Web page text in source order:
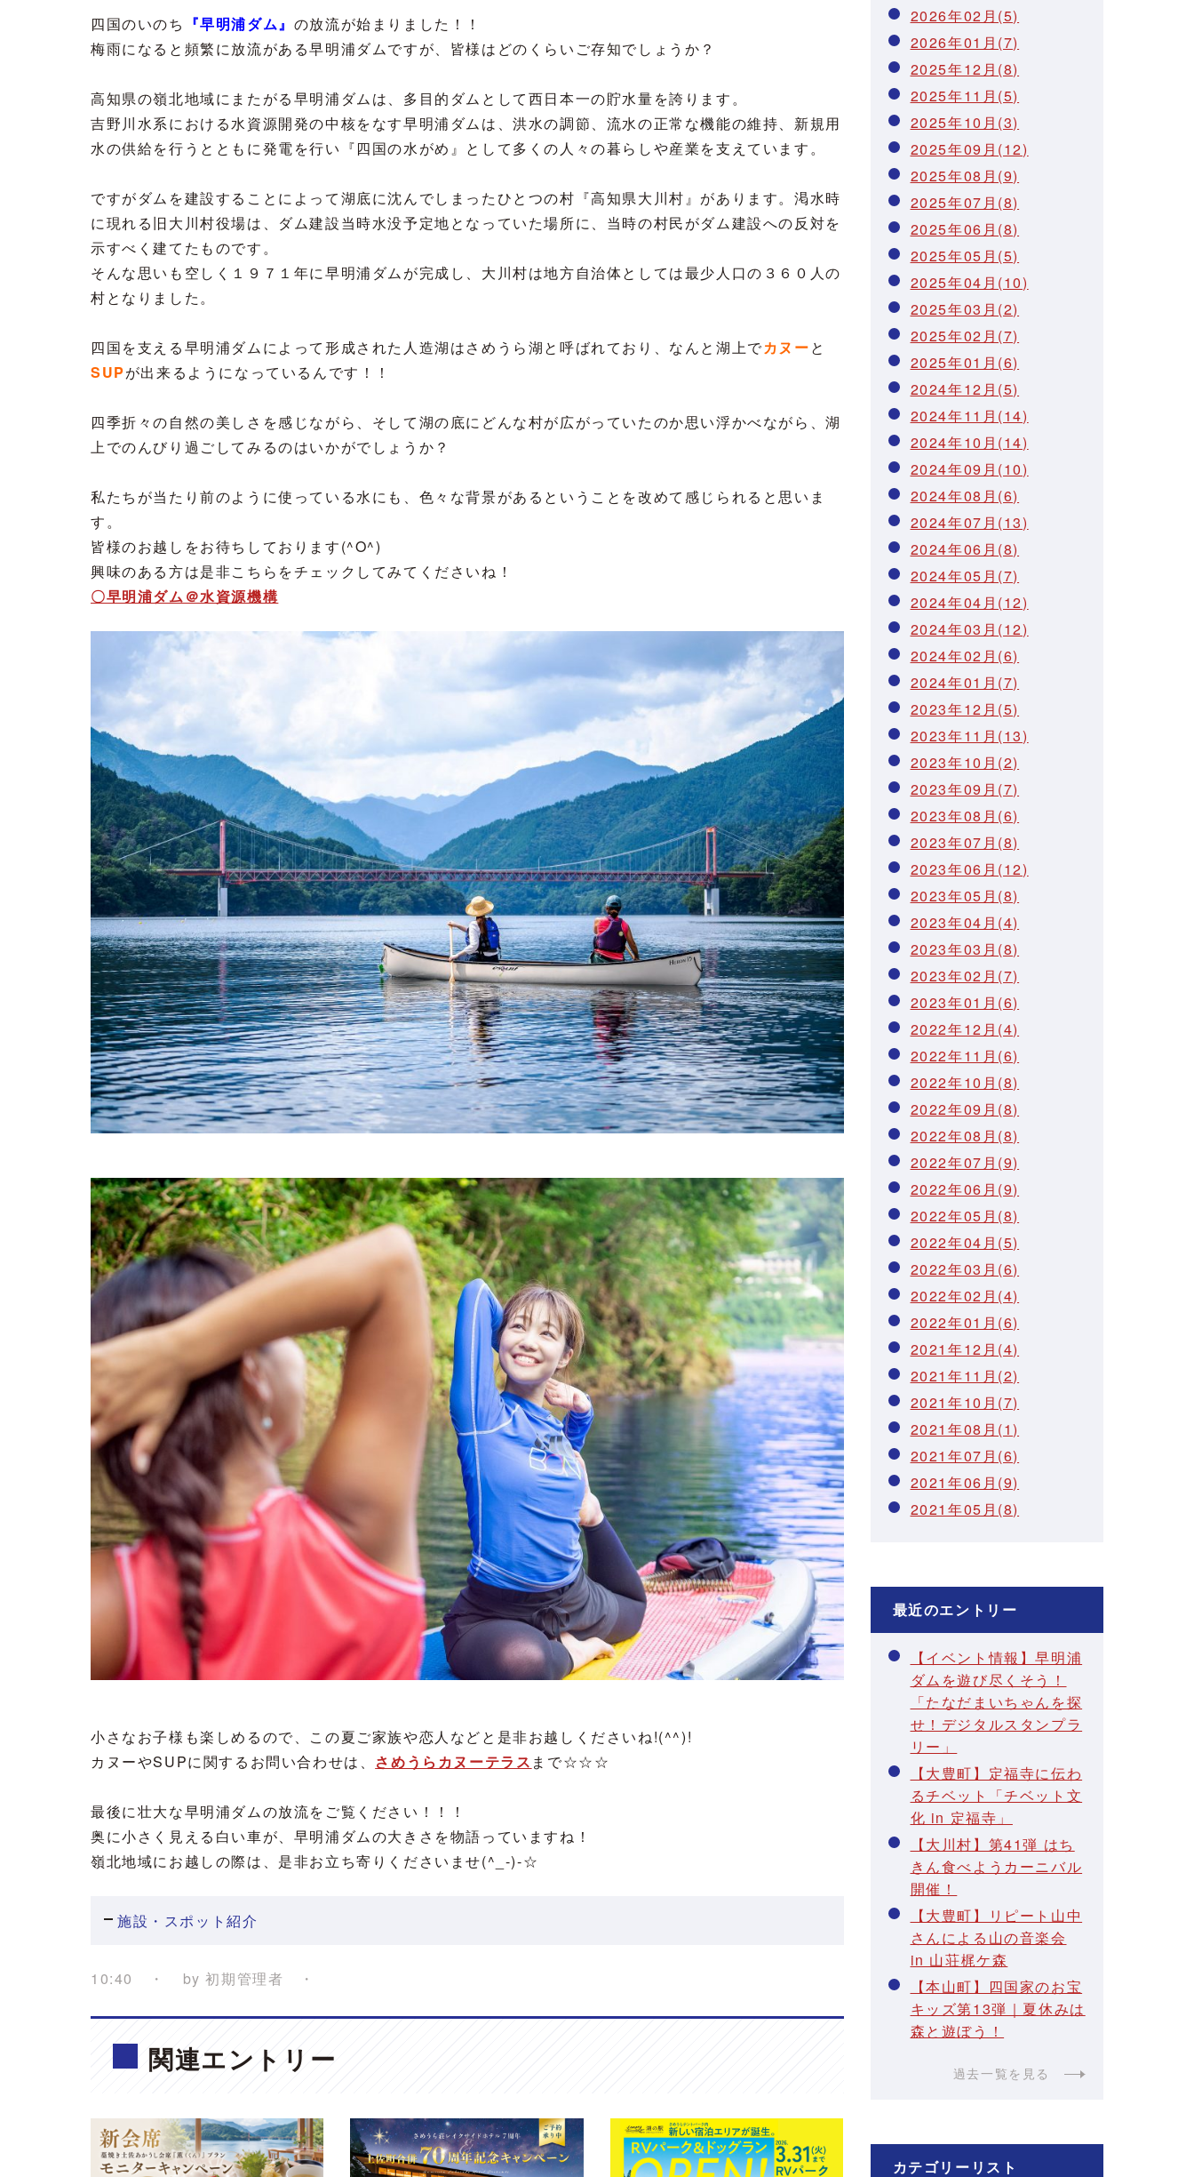
四国のいのち 『早明浦ダム』 の放流が始まりました！！
梅雨になると頻繁に放流がある早明浦ダムですが、皆様はどのくらいご存知でしょうか？
高知県の嶺北地域にまたがる早明浦ダムは、多目的ダムとして西日本一の貯水量を誇ります。
吉野川水系における水資源開発の中核をなす早明浦ダムは、洪水の調節、流水の正常な機能の維持、新規用
水の供給を行うとともに発電を行い『四国の水がめ』として多くの人々の暮らしや産業を支えています。
ですがダムを建設することによって湖底に沈んでしまったひとつの村『高知県大川村』があります。渇水時
に現れる旧大川村役場は、ダム建設当時水没予定地となっていた場所に、当時の村民がダム建設への反対を
示すべく建てたものです。
そんな思いも空しく１９７１年に早明浦ダムが完成し、大川村は地方自治体としては最少人口の３６０人の
村となりました。
四国を支える早明浦ダムによって形成された人造湖はさめうら湖と呼ばれており、なんと湖上でカヌーと
SUPが出来るようになっているんです！！
四季折々の自然の美しさを感じながら、そして湖の底にどんな村が広がっていたのか思い浮かべながら、湖
上でのんびり過ごしてみるのはいかがでしょうか？
私たちが当たり前のように使っている水にも、色々な背景があるということを改めて感じられると思いま
す。
皆様のお越しをお待ちしております(^O^)
興味のある方は是非こちらをチェックしてみてくださいね！
〇早明浦ダム＠水資源機構
小さなお子様も楽しめるので、この夏ご家族や恋人などと是非お越しくださいね!(^^)!
カヌーやSUPに関するお問い合わせは、 さめうらカヌーテラス まで☆☆☆
最後に壮大な早明浦ダムの放流をご覧ください！！！
奥に小さく見える白い車が、早明浦ダムの大きさを物語っていますね！
嶺北地域にお越しの際は、是非お立ち寄りくださいませ(^_-)-☆
施設・スポット紹介
by初期管理者
10:40
関連エントリー
2026年02月(5)
2026年01月(7)
2025年12月(8)
2025年11月(5)
2025年10月(3)
2025年09月(12)
2025年08月(9)
2025年07月(8)
2025年06月(8)
2025年05月(5)
2025年04月(10)
2025年03月(2)
2025年02月(7)
2025年01月(6)
2024年12月(5)
2024年11月(14)
2024年10月(14)
2024年09月(10)
2024年08月(6)
2024年07月(13)
2024年06月(8)
2024年05月(7)
2024年04月(12)
2024年03月(12)
2024年02月(6)
2024年01月(7)
2023年12月(5)
2023年11月(13)
2023年10月(2)
2023年09月(7)
2023年08月(6)
2023年07月(8)
2023年06月(12)
2023年05月(8)
2023年04月(4)
2023年03月(8)
2023年02月(7)
2023年01月(6)
2022年12月(4)
2022年11月(6)
2022年10月(8)
2022年09月(8)
2022年08月(8)
2022年07月(9)
2022年06月(9)
2022年05月(8)
2022年04月(5)
2022年03月(6)
2022年02月(4)
2022年01月(6)
2021年12月(4)
2021年11月(2)
2021年10月(7)
2021年08月(1)
2021年07月(6)
2021年06月(9)
2021年05月(8)
最近のエントリー
【イベント情報】早明浦
ダムを遊び尽くそう！
「たなだまいちゃんを探
せ！デジタルスタンプラ
リー」
【大豊町】定福寺に伝わ
るチベット「チベット文
化 in 定福寺」
【大川村】第41弾 はち
きん食べようカーニバル
開催！
【大豊町】リピート山中
さんによる山の音楽会
in 山荘梶ケ森
【本山町】四国家のお宝
キッズ第13弾｜夏休みは
森と遊ぼう！
過去一覧を見る
カテゴリーリスト